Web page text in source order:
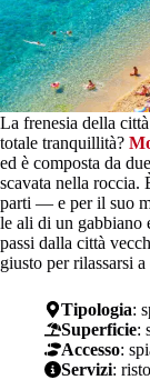
La frenesia della
totale tranquillità?
ed è composta da
scavata nella roccia.
parti — e per il suo
le ali di un gabbiano
passi dalla città
giusto per rilassarsi
Tipologia:
Superficie:
Accesso:
Servizi: